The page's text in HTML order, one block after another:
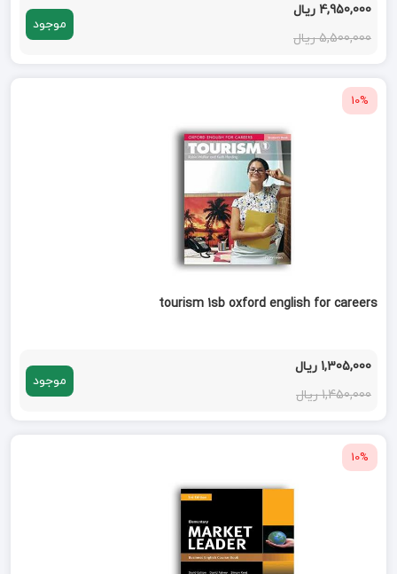
4,950,000 ریال
5,500,000 ریال
موجود
10%
tourism 1sb oxford english for careers
1,305,000 ریال
1,450,000 ریال
موجود
10%